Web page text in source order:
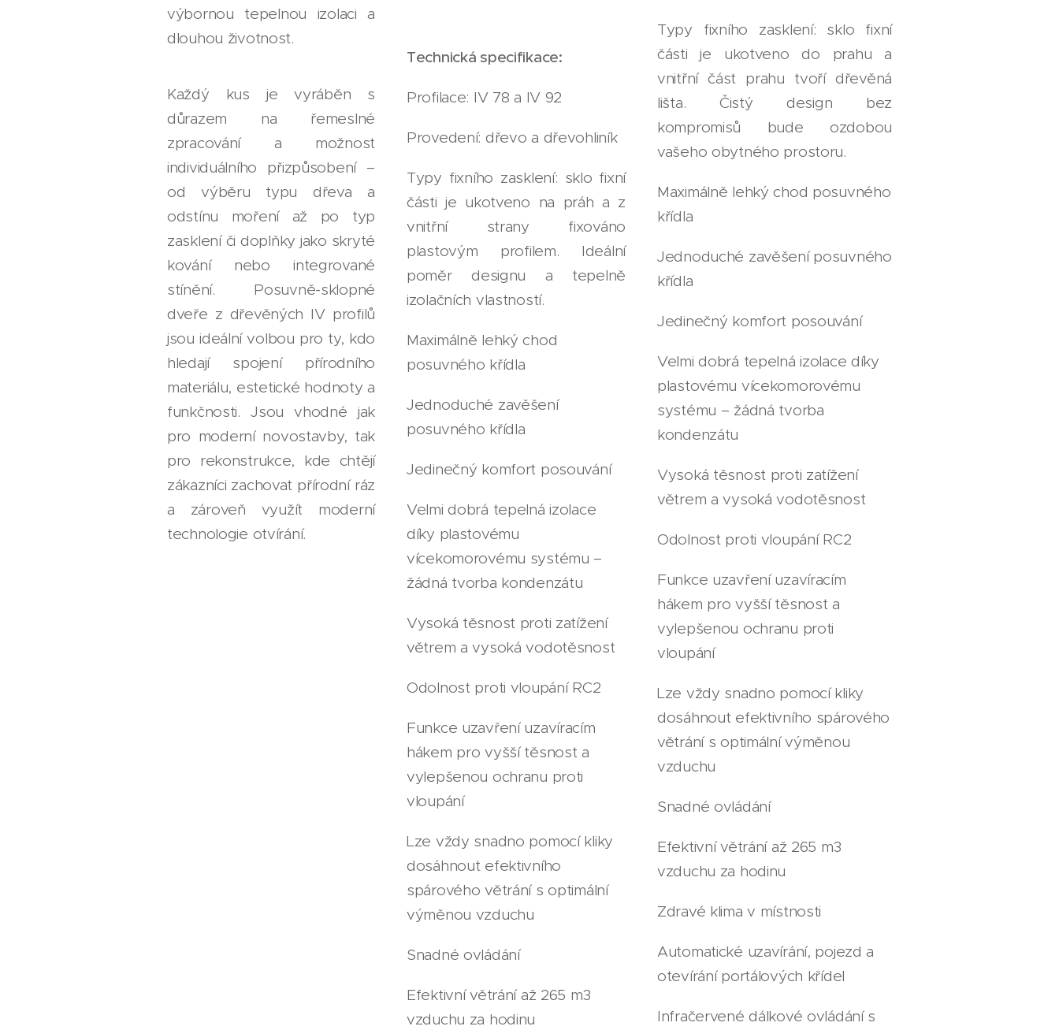
výbornou tepelnou izolaci a
dlouhou životnost.
Každý kus je vyráběn s
důrazem na řemeslné
zpracování a možnost
individuálního přizpůsobení –
od výběru typu dřeva a
odstínu moření až po typ
zasklení či doplňky jako skryté
kování nebo integrované
stínění. Posuvně-sklopné
dveře z dřevěných IV profilů
jsou ideální volbou pro ty, kdo
hledají spojení přírodního
materiálu, estetické hodnoty a
funkčnosti. Jsou vhodné jak
pro moderní novostavby, tak
pro rekonstrukce, kde chtějí
zákazníci zachovat přírodní ráz
a zároveň využít moderní
technologie otvírání.
Technická specifikace:
Profilace: IV 78 a IV 92
Provedení: dřevo a dřevohliník
Typy fixního zasklení: sklo fixní
části je ukotveno na práh a z
vnitřní strany fixováno
plastovým profilem. Ideální
poměr designu a tepelně
izolačních vlastností.
Maximálně lehký chod
posuvného křídla
Jednoduché zavěšení
posuvného křídla
Jedinečný komfort posouvání
Velmi dobrá tepelná izolace
díky plastovému
vícekomorovému systému –
žádná tvorba kondenzátu
Vysoká těsnost proti zatížení
větrem a vysoká vodotěsnost
Odolnost proti vloupání RC2
Funkce uzavření uzavíracím
hákem pro vyšší těsnost a
vylepšenou ochranu proti
vloupání
Lze vždy snadno pomocí kliky
dosáhnout efektivního
spárového větrání s optimální
výměnou vzduchu
Snadné ovládání
Efektivní větrání až 265 m3
vzduchu za hodinu
Typy fixního zasklení: sklo fixní
části je ukotveno do prahu a
vnitřní část prahu tvoří dřevěná
lišta. Čistý design bez
kompromisů bude ozdobou
vašeho obytného prostoru.
Maximálně lehký chod posuvného
křídla
Jednoduché zavěšení posuvného
křídla
Jedinečný komfort posouvání
Velmi dobrá tepelná izolace díky
plastovému vícekomorovému
systému – žádná tvorba
kondenzátu
Vysoká těsnost proti zatížení
větrem a vysoká vodotěsnost
Odolnost proti vloupání RC2
Funkce uzavření uzavíracím
hákem pro vyšší těsnost a
vylepšenou ochranu proti
vloupání
Lze vždy snadno pomocí kliky
dosáhnout efektivního spárového
větrání s optimální výměnou
vzduchu
Snadné ovládání
Efektivní větrání až 265 m3
vzduchu za hodinu
Zdravé klima v místnosti
Automatické uzavírání, pojezd a
otevírání portálových křídel
Infračervené dálkové ovládání s